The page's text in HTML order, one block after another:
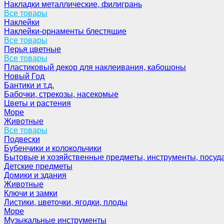
Накладки металлические, филигрань
Все товары
Наклейки
Наклейки-орнаменты блестящие
Все товары
Перья цветные
Все товары
Пластиковый декор для наклеивания, кабошоны
Новый Год
Бантики и т.д.
Бабочки, стрекозы, насекомые
Цветы и растения
Море
Животные
Все товары
Подвески
Бубенчики и колокольчики
Бытовые и хозяйственные предметы, инструменты,
Детские предметы
Домики и здания
Животные
Ключи и замки
Листики, цветочки, ягодки, плоды
Море
Музыкальные инструменты